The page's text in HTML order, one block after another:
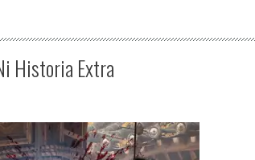
Historia Extra